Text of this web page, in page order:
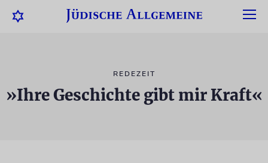
REDEZEIT
»Ihre Geschichte gibt mir Kraft«